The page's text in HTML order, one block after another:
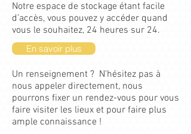
Notre espace de stockage étant facile
d’accès, vous pouvez y accéder quand
vous le souhaitez, 24 heures sur 24.
Un renseignement ? N’hésitez pas à
nous appeler directement, nous
pourrons fixer un rendez-vous pour vous
faire visiter les lieux et pour faire plus
ample connaissance !
En savoir plus